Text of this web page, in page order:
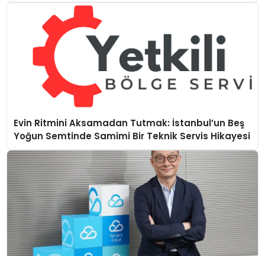
Evin Ritmini Aksamadan Tutmak: İstanbul’un Beş
Yoğun Semtinde Samimi Bir Teknik Servis Hikayesi